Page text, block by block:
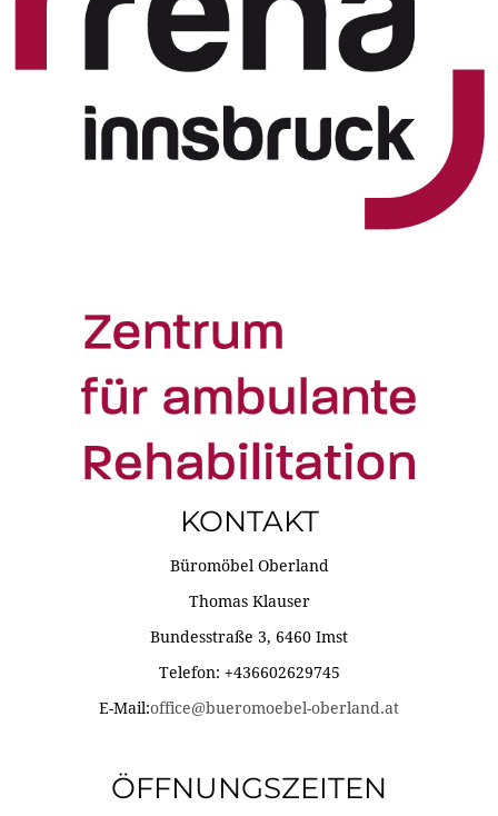
KONTAKT
Büromöbel Oberland
Thomas Klauser
Bundesstraße 3, 6460 Imst
Telefon: +436602629745
E-Mail:office@bueromoebel-oberland.at
ÖFFNUNGSZEITEN